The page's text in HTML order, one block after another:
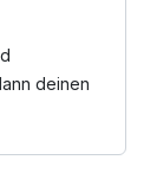
deinen